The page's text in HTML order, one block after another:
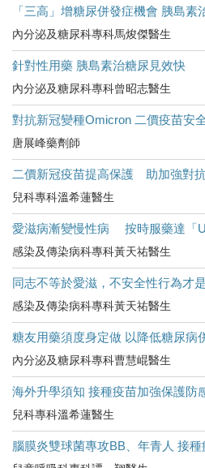
「三高」增糖尿併發症機會 胰島素
內分泌及糖尿科專科馬焌傑醫生
針對性用藥 胰島素治糖尿見效快
內分泌及糖尿科專科曾昭志醫生
對抗新冠變種Omicron 二價疫苗安
唐展峰藥劑師
二價新冠疫苗提高保護 助加強對
兒科專科溫希蓮醫生
愛滋病漸變慢性病 按時服藥達「
感染及傳染病科專科黃天祐醫生
同志不等於愛滋，不安全性行為才
感染及傳染病科專科黃天祐醫生
糖友用藥須度身定做 以降低糖尿病
內分泌及糖尿科專科曹慧崐醫生
海外升學須知 接種疫苗加強保護防
兒科專科溫希蓮醫生
腦膜炎雙球菌專攻BB、年青人 接種